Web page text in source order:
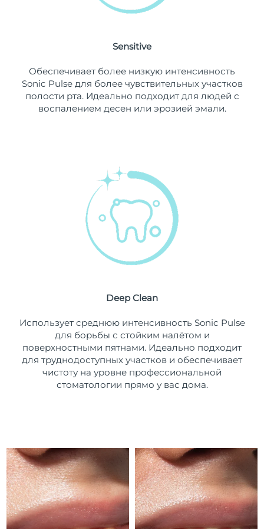
Sensitive
Обеспечивает более низкую интенсивность
Sonic Pulse для более чувствительных участков
полости рта. Идеально подходит для людей с
воспалением десен или эрозией эмали.
Deep Clean
Использует среднюю интенсивность Sonic Pulse
для борьбы с стойким налётом и
поверхностными пятнами. Идеально подходит
для труднодоступных участков и обеспечивает
чистоту на уровне профессиональной
стоматологии прямо у вас дома.
Новая Зеландия
10/08/2026
Норвегия
Ожидаемая дата доставки
10/08/2026
Ожидаемая дата доставки
Ожидаемая дата доставки
Ожидаемая дата доставки
Катар
11/08/2026
Реюньон
Ожидаемая дата доставки
15/08/2026
Румыния
Ожидаемая дата доставки
Саудовская Аравия
Ожидаемая дата доставки
11/08/2026
Сингапур
Ожидаемая дата доставки
12/08/2026
Ожидаемая дата доставки